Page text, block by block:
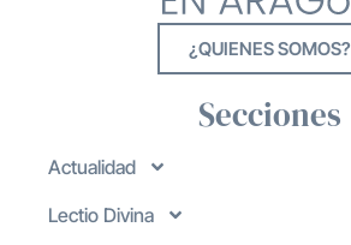
¿QUIENES SOMOS?
Secciones
Actualidad
Lectio Divina